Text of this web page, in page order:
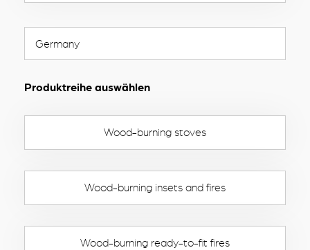
Produktreihe auswählen
Wood-burning stoves
Wood-burning insets and fires
Wood-burning ready-to-fit fires